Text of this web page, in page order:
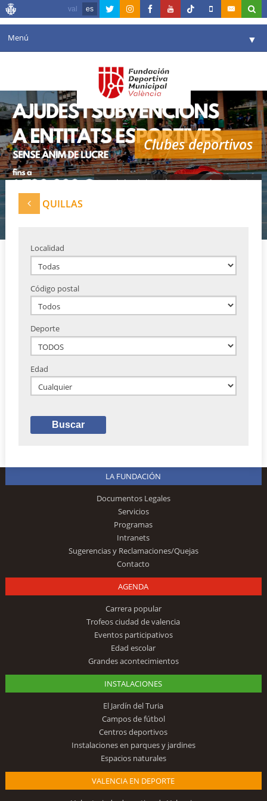
val es
Menú ▼
Agenda
Instalaciones ▼
Comunicación ▼
Valencia en deporte ▼
Clubes deportivos
Red de clubes deportivos de Valencia
QUILLAS
Localidad
Código postal
Deporte
Edad
LA FUNDACIÓN
Documentos Legales
Servicios
Programas
Intranets
Sugerencias y Reclamaciones/Quejas
Contacto
AGENDA
Carrera popular
Trofeos ciudad de valencia
Eventos participativos
Edad escolar
Grandes acontecimientos
INSTALACIONES
El Jardín del Turia
Campos de fútbol
Centros deportivos
Instalaciones en parques y jardines
Espacios naturales
VALENCIA EN DEPORTE